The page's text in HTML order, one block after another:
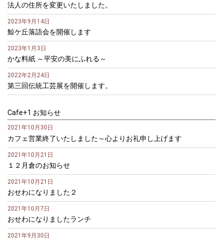
法人の住所を変更いたしました。
2023年9月14日
鯨ケ丘落語会を開催します
2023年1月3日
かな料紙 ～平安の美にふれる～
2022年2月24日
第三回伝統工芸展を開催します。
Cafe+1 お知らせ
2021年10月30日
カフェ営業終了いたしました～心よりお礼申し上げます
2021年10月21日
１２月倉のお知らせ
2021年10月21日
おせわになりました２
2021年10月7日
おせわになりましたランチ
2021年9月30日